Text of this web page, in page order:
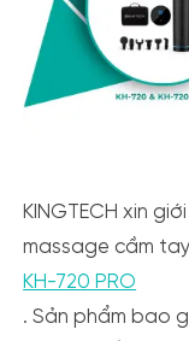
KINGTECH xin
massage cầm tay
KH-720 PRO
. Sản phẩm bao